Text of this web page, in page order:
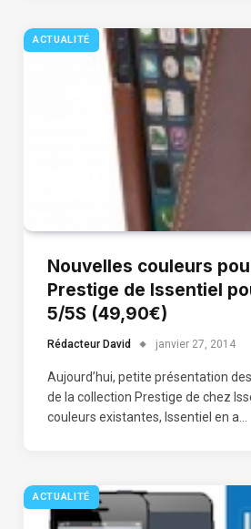
ACTUALITÉ
Nouvelles couleurs
Prestige de Issentiel
5/5S (49,90€)
Rédacteur David janvier 27, 2014
Aujourd’hui, petite présentation
de la collection Prestige de chez
couleurs existantes, Issentiel en a…
ACTUALITÉ